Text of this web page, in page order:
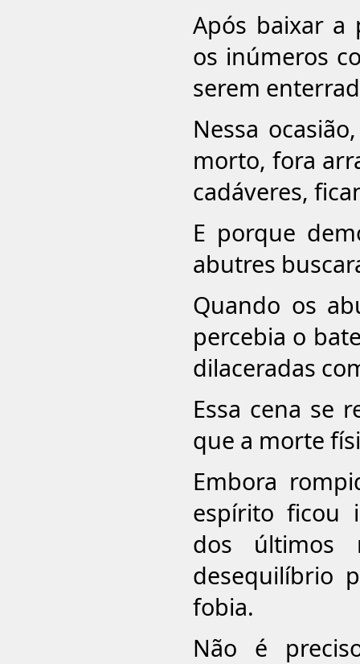
Após baixar a
os inúmeros
serem
Nessa
morto, fora
cadáveres,
E porque
abutres
Quando os
percebia o
dilaceradas
Essa cena se
que a morte
Embora
espírito ficou
dos últimos
desequilíbrio
fobia.
Não é